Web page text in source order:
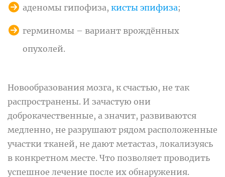
аденомы гипофиза, кисты эпифиза;
герминомы – вариант врождённых
опухолей.
Новообразования мозга, к счастью, не так
распространены. И зачастую они
доброкачественные, а значит, развиваются
медленно, не разрушают рядом расположенные
участки тканей, не дают метастаз, локализуясь
в конкретном месте. Что позволяет проводить
успешное лечение после их обнаружения.